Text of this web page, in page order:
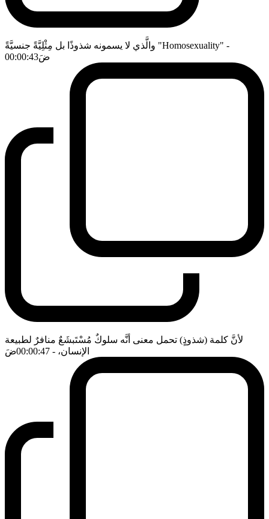
والَّذي لا يسمونه شذوذًا بل مِثْلِيَّةً جنسيَّةً "Homosexuality" -
00:00:43ضَ
لأنَّ كلمة (شذوذٍ) تحمل معنى أنَّه سلوكٌ مُسْتَبشَعٌ منافرٌ لطبيعة
الإنسان، - 00:00:47 ضَ